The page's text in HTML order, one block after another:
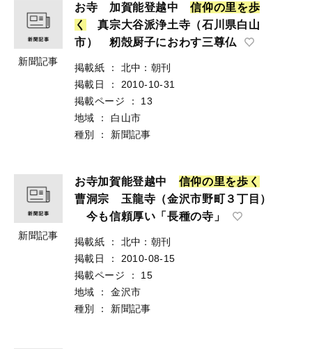
新聞記事
お寺 加賀能登越中信仰の里を歩
く
真宗大谷派浄土寺（石川県白山
市） 籾殻厨子におわす三尊仏
掲載紙 ：
北中：朝刊
掲載日
：
2010-10-31
掲載ページ
：
13
地域
：
白山市
種別
： 新聞記事
新聞記事
お寺加賀能登越中 信仰の里を歩 く
曹洞宗 玉龍寺（金沢市野町３丁目）
今も信頼厚い「長種の寺」
掲載紙 ：
北中：朝刊
掲載日
：
2010-08-15
掲載ページ
：
15
地域
：
金沢市
種別
： 新聞記事